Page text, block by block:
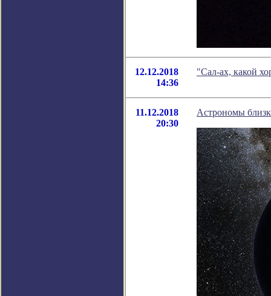
12.12.2018
14:36
"Сал-ах, какой
11.12.2018
20:30
Астрономы